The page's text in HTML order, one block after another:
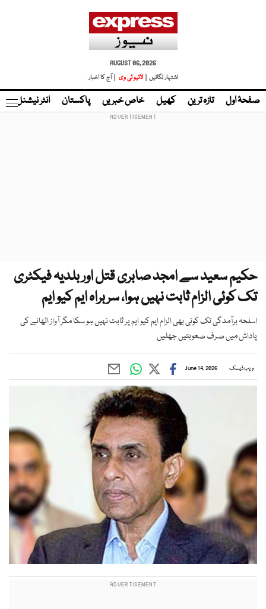
AUGUST 06, 2026
اشتہار لگائیں |
لائیو ٹی وی | آج کا اخبار
صفحۂ اول تازہ ترین کھیل خاص خبریں پاکستان انٹر نیشنل
حکیم سعید سے امجد صابری قتل اور بلدیہ فیکٹری
تک کوئی الزام ثابت نہیں ہوا، سربراہ ایم کیو ایم
اسلحہ برآمدگی تک کوئی بھی الزام ایم کیو ایم پر ثابت نہیں ہو سکا مگر آواز اٹھانے کی
پاداش میں صرف صعوبتیں جھلیں
ویب ڈیسک June 14, 2026